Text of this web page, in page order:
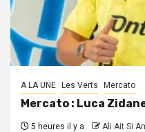
A LA UNE Les Verts Mercato
Mercato : Luca
5 heures il y a Ali Ait Si